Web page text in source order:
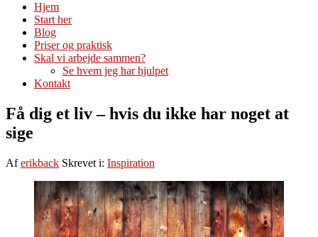
Hjem
Start her
Blog
Priser og praktisk
Skal vi arbejde sammen?
Se hvem jeg har hjulpet
Kontakt
Få dig et liv – hvis du ikke har noget at
sige
Aferikback Skrevet i: Inspiration